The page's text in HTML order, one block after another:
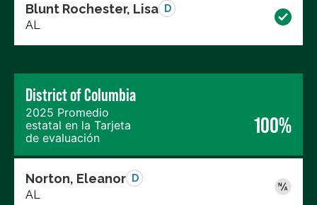
Blunt Rochester, Lisa D
AL
District of Columbia
2025 Promedio
estatal en la Tarjeta
de evaluación
100%
Norton, Eleanor D
AL